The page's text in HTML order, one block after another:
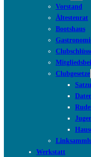
Vorstand
Ältestenrat
Bootshaus
Clubgesetze
Werkstatt